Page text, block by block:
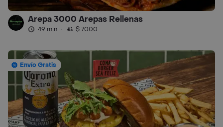
Arepa 3000 Arepas Rellenas
49 min · $ 7000
Envío Gratis